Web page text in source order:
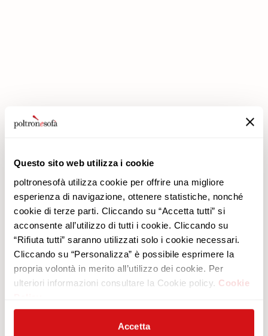
Questo sito web utilizza i cookie
poltronesofà utilizza cookie per offrire una migliore
esperienza di navigazione, ottenere statistiche, nonché
cookie di terze parti. Cliccando su “Accetta tutti” si
acconsente all’utilizzo di tutti i cookie. Cliccando su
“Rifiuta tutti” saranno utilizzati solo i cookie necessari.
Cliccando su “Personalizza” è possibile esprimere la
propria volontà in merito all’utilizzo dei cookie. Per
ulteriori informazioni consultare la Cookie policy. Cookie
Accetta
Azienda
Perché Sceglierci
Negozi
Lavora con noi
Contatti
Newsletter
Prodotti
Promozioni
Rivestimenti
Divani
Poltrone
Cookie policy
Servizi
Piano protezione